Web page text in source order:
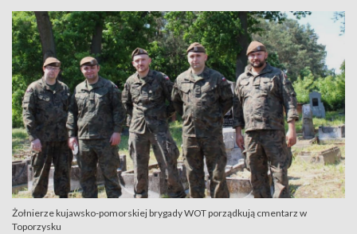
Żołnierze kujawsko-pomorskiej brygady WOT porządkują cmentarz w
Toporzysku